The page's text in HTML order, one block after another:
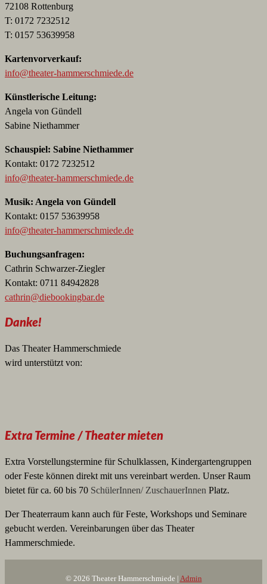
72108 Rottenburg
T: 0172 7232512
T: 0157 53639958
Kartenvorverkauf:
info@theater-hammerschmiede.de
Künstlerische Leitung:
Angela von Gündell
Sabine Niethammer
Schauspiel: Sabine Niethammer
Kontakt: 0172 7232512
info@theater-hammerschmiede.de
Musik: Angela von Gündell
Kontakt: 0157 53639958
info@theater-hammerschmiede.de
Buchungsanfragen:
Cathrin Schwarzer-Ziegler
Kontakt: 0711 84942828
cathrin@diebookingbar.de
Danke!
Das Theater Hammerschmiede
wird unterstützt von:
Extra Termine / Theater mieten
Extra Vorstellungstermine für Schulklassen, Kindergartengruppen
oder Feste können direkt mit uns vereinbart werden. Unser Raum
bietet für ca. 60 bis 70 SchülerInnen/ ZuschauerInnen Platz.
Der Theaterraum kann auch für Feste, Workshops und Seminare
gebucht werden. Vereinbarungen über das Theater
Hammerschmiede.
© 2026 Theater Hammerschmiede | Admin